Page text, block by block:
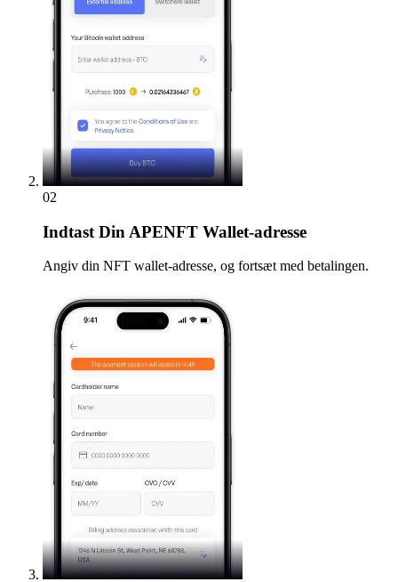
02
Indtast Din APENFT Wallet-adresse
Angiv din NFT wallet-adresse, og fortsæt med betalingen.